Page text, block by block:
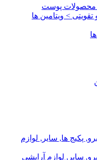
پوست
> ویتامین ها
پکیج ها, سایر, لوازم
سایر, لوازم آرایشی